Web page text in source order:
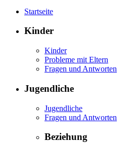
Startseite
Kinder
Kinder
Probleme mit Eltern
Fragen und Antworten
Jugendliche
Jugendliche
Fragen und Antworten
Beziehung